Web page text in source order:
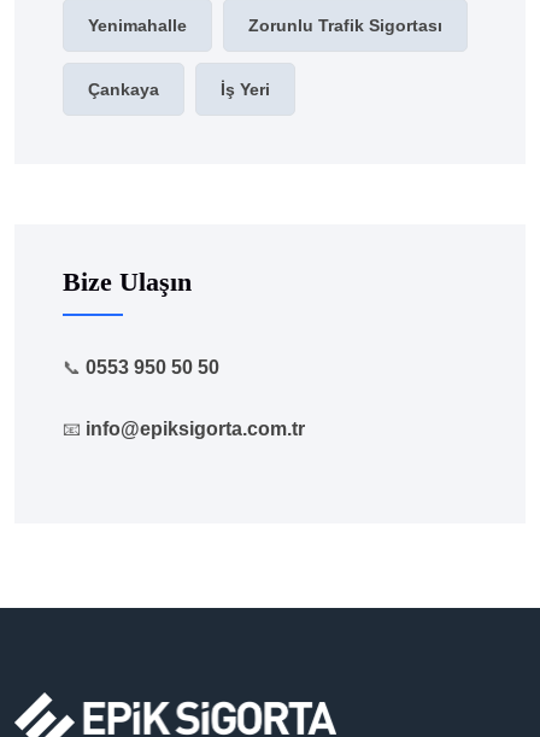
Yenimahalle Zorunlu Trafik Sigortası
Çankaya İş Yeri
Bize Ulaşın
📞 0553 950 50 50
📧 info@epiksigorta.com.tr